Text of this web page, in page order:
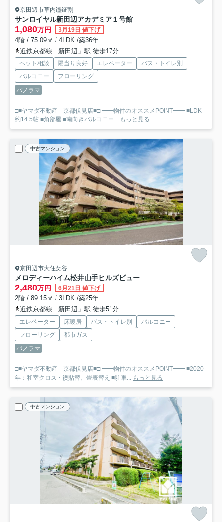
京田辺市草内鐘鉦割
サンロイヤル新田辺アカデミア１号館
1,080万円 3月19日 値下げ
4階 / 75.09㎡ / 4LDK /築36年
近鉄京都線「新田辺」駅 徒歩17分
ペット相談 陽当り良好 エレベーター
バス・トイレ別
バルコニー
フローリング
パノラマ
□■ヤマダ不動産 京都伏見店■□ ━━物件のオススメPOINT━━ ■LDK
約14.5帖 ■角部屋 ■南向きバルコニー... もっと見る
中古マンション
京田辺市大住女谷
メロディーハイム松井山手ヒルズビュー
2,480万円 6月21日 値下げ
2階 / 89.15㎡ / 3LDK /築25年
近鉄京都線「新田辺」駅 徒歩51分
エレベーター 床暖房 バス・トイレ別
バルコニー
フローリング
都市ガス
パノラマ
□■ヤマダ不動産 京都伏見店■□ ━━物件のオススメPOINT━━ ■2020
年：和室クロス・襖貼替、畳表替え ■駐車... もっと見る
中古マンション